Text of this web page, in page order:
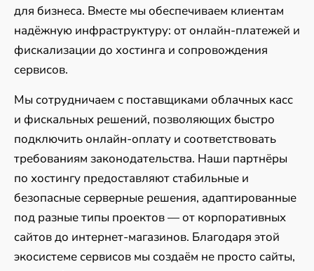
для бизнеса. Вместе мы обеспечиваем клиентам
надёжную инфраструктуру: от онлайн-платежей и
фискализации до хостинга и сопровождения
сервисов.
Мы сотрудничаем с поставщиками облачных касс
и фискальных решений, позволяющих быстро
подключить онлайн-оплату и соответствовать
требованиям законодательства. Наши партнёры
по хостингу предоставляют стабильные и
безопасные серверные решения, адаптированные
под разные типы проектов — от корпоративных
сайтов до интернет-магазинов. Благодаря этой
экосистеме сервисов мы создаём не просто сайты,